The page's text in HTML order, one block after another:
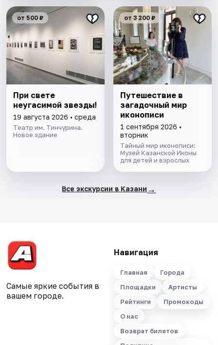
от 500 ₽
При свете
неугасимой звезды!
19 августа 2026 • среда
Театр им. Тинчурина.
Новое здание
от 3 200 ₽
Путешествие в
загадочный мир
иконописи
1 сентября 2026 •
вторник
Тайный мир иконописи:
Музей Казанской Иконы
для детей и взрослых
Все экскурсии в Казани →
Самые яркие события в
вашем городе.
Навигация
Главная
Города
Площадки
Артисты
Рейтинги
Промокоды
О нас
Возврат билетов